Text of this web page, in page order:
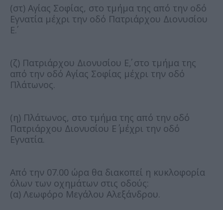
(στ) Αγίας Σοφίας, στο τμήμα της από την οδό
Εγνατία μέχρι την οδό Πατριάρχου Διονυσίου
Ε΄.
(ζ) Πατριάρχου Διονυσίου Ε΄, στο τμήμα της
από την οδό Αγίας Σοφίας μέχρι την οδό
Πλάτωνος.
(η) Πλάτωνος, στο τμήμα της από την οδό
Πατριάρχου Διονυσίου Ε΄ μέχρι την οδό
Εγνατία.
Από την 07.00 ώρα θα διακοπεί η κυκλοφορία
όλων των οχημάτων στις οδούς:
(α) Λεωφόρο Μεγάλου Αλεξάνδρου.